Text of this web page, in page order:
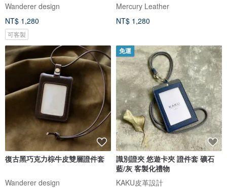
Wanderer design
NT$ 1,280
可客製
Mercury Leather
NT$ 1,280
復古黑巧克力棕牛皮雙層證件套
Wanderer design
免運
識別證夾 悠遊卡夾 證件套 礦石
藍/灰 客製化禮物
KAKU皮革設計